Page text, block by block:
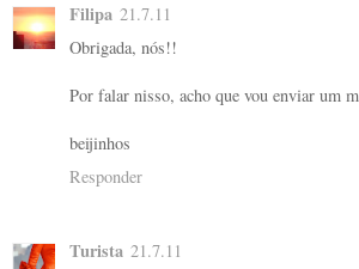
Filipa 21.7.11
Obrigada, nós!!
Por falar nisso, acho que vou enviar um
beijinhos
Responder
Turista 21.7.11